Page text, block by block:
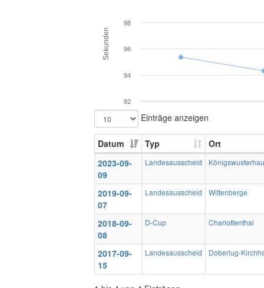
Sekunden
92
94
96
98
Einträge anzeigen
Datum Typ
Ort
2023-09-
09
Landesausscheid
2019-09-
07
Landesausscheid Wittenberge
2018-09-
08
D-Cup Charlottenthal
2017-09-
15
Landesausscheid Doberlug-